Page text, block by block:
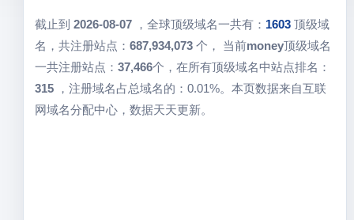
截止到 2026-08-07，全球顶级域名一共有： 1603 顶级域
名，共注册站点： 687,934,073 个， 当前money顶级域名
一共注册站点： 37,466个，在所有顶级域名中站点排名：
315，注册域名占总域名的：0.01%。本页数据来自互联
网域名分配中心，数据天天更新。